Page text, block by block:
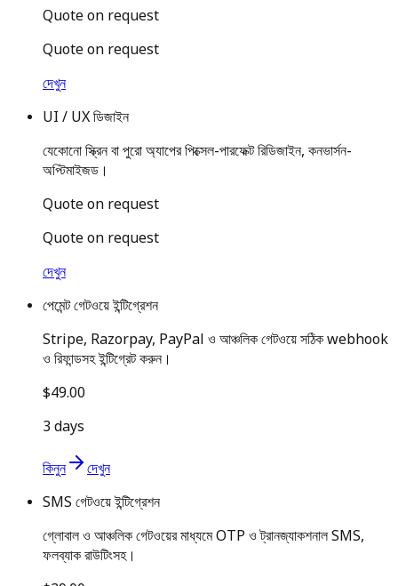
Quote on request
Quote on request
দেখুন
UI / UX ডিজাইন
যেকোনো স্ক্রিন বা পুরো অ্যাপের পিক্সেল-পারফেক্ট রিডিজাইন, কনভার্সন-
অপ্টিমাইজড।
Quote on request
Quote on request
দেখুন
পেমেন্ট গেটওয়ে ইন্টিগ্রেশন
Stripe, Razorpay, PayPal ও আঞ্চলিক গেটওয়ে সঠিক webhook
ও রিফান্ডসহ ইন্টিগ্রেট করুন।
$49.00
3 days
কিনুন
দেখুন
SMS গেটওয়ে ইন্টিগ্রেশন
গ্লোবাল ও আঞ্চলিক গেটওয়ের মাধ্যমে OTP ও ট্রানজ্যাকশনাল SMS,
ফলব্যাক রাউটিংসহ।